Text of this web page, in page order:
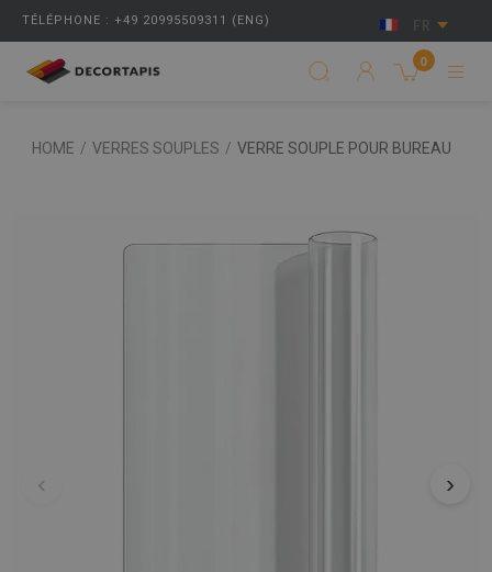
TÉLÉPHONE : +49 20995509311 (ENG) FR
0
HOME / VERRES SOUPLES / VERRE SOUPLE POUR BUREAU
‹ ›